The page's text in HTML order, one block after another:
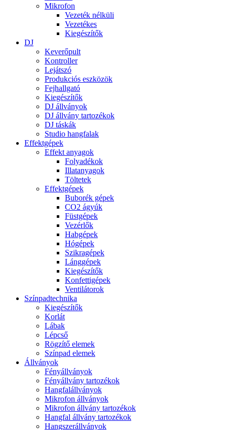
Mikrofon
Vezeték nélküli
Vezetékes
Kiegészítők
DJ
Keverőpult
Kontroller
Lejátszó
Produkciós eszközök
Fejhallgató
Kiegészítők
DJ állványok
DJ állvány tartozékok
DJ táskák
Studio hangfalak
Effektgépek
Effekt anyagok
Folyadékok
Illatanyagok
Töltetek
Effektgépek
Buborék gépek
CO2 ágyúk
Füstgépek
Vezérlők
Habgépek
Hógépek
Szikragépek
Lánggépek
Kiegészítők
Konfettigépek
Ventilátorok
Színpadtechnika
Kiegészítők
Korlát
Lábak
Lépcső
Rögzítő elemek
Színpad elemek
Állványok
Fényállványok
Fényállvány tartozékok
Hangfalállványok
Mikrofon állványok
Mikrofon állvány tartozékok
Hangfal állvány tartozékok
Hangszerállványok